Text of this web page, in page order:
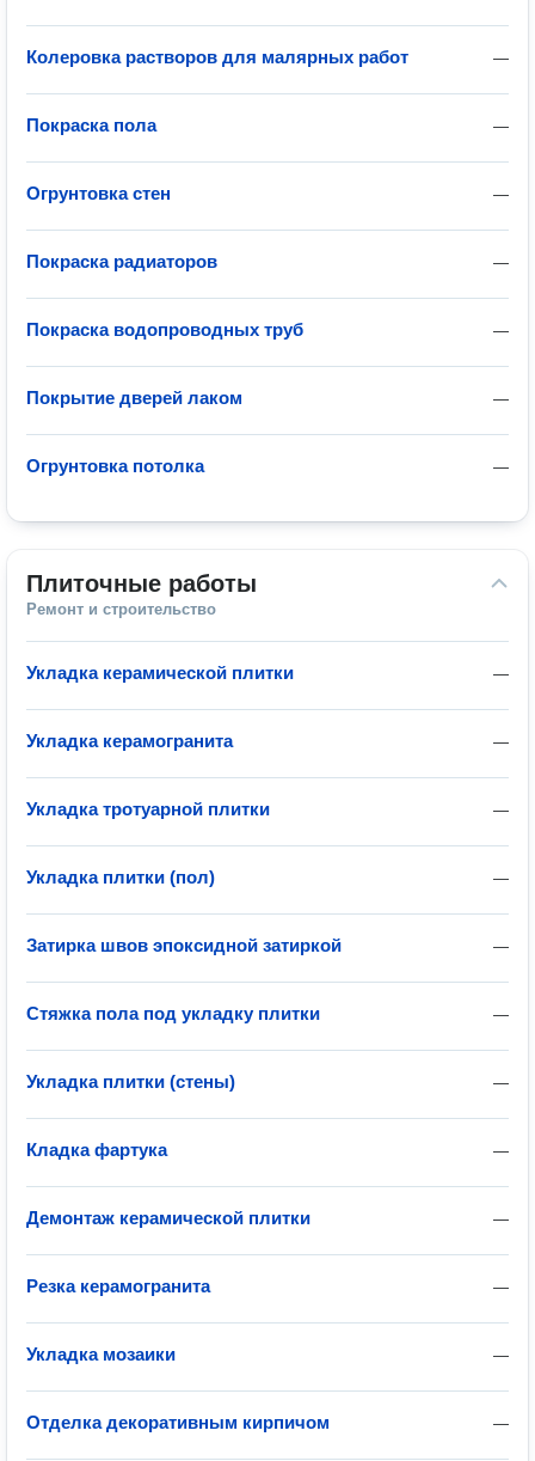
—
Колеровка растворов для малярных работ
—
Покраска пола
—
Огрунтовка стен
—
Покраска радиаторов
—
Покраска водопроводных труб
—
Покрытие дверей лаком
—
Огрунтовка потолка
Плиточные работы
Ремонт и строительство
—
Укладка керамической плитки
—
Укладка керамогранита
—
Укладка тротуарной плитки
—
Укладка плитки (пол)
—
Затирка швов эпоксидной затиркой
—
Стяжка пола под укладку плитки
—
Укладка плитки (стены)
—
Кладка фартука
—
Демонтаж керамической плитки
—
Резка керамогранита
—
Укладка мозаики
—
Отделка декоративным кирпичом